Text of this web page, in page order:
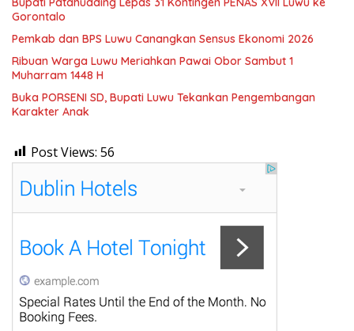
Gorontalo
Pemkab dan BPS Luwu Canangkan Sensus Ekonomi 2026
Ribuan Warga Luwu Meriahkan Pawai Obor Sambut 1
Muharram 1448 H
Buka PORSENI SD, Bupati Luwu Tekankan Pengembangan
Karakter Anak
Post Views: 56